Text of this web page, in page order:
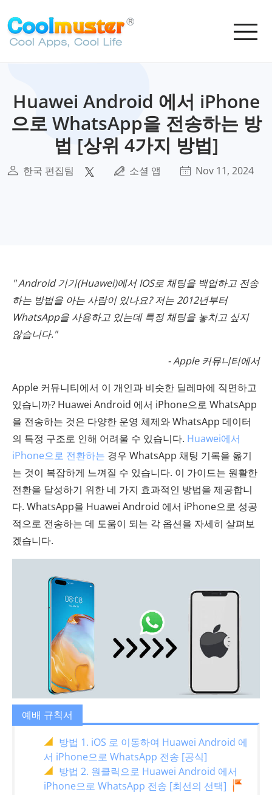
Huawei Android 에서 iPhone
으로 WhatsApp을 전송하는 방
법 [상위 4가지 방법]
한국 편집팀 소셜 앱 Nov 11, 2024
" Android 기기(Huawei)에서 IOS로 채팅을 백업하고 전송
하는 방법을 아는 사람이 있나요? 저는 2012년부터
WhatsApp을 사용하고 있는데 특정 채팅을 놓치고 싶지
않습니다."
- Apple 커뮤니티에서
Apple 커뮤니티에서 이 개인과 비슷한 딜레마에 직면하고
있습니까? Huawei Android 에서 iPhone으로 WhatsApp
을 전송하는 것은 다양한 운영 체제와 WhatsApp 데이터
의 특정 구조로 인해 어려울 수 있습니다. Huawei에서
iPhone으로 전환하는 경우 WhatsApp 채팅 기록을 옮기
는 것이 복잡하게 느껴질 수 있습니다. 이 가이드는 원활한
전환을 달성하기 위한 네 가지 효과적인 방법을 제공합니
다. WhatsApp을 Huawei Android 에서 iPhone으로 성공
적으로 전송하는 데 도움이 되는 각 옵션을 자세히 살펴보
겠습니다.
예배 규칙서
방법 1. iOS 로 이동하여 Huawei Android 에
서 iPhone으로 WhatsApp 전송 [공식]
방법 2. 원클릭으로 Huawei Android 에서
iPhone으로 WhatsApp 전송 [최선의 선택]